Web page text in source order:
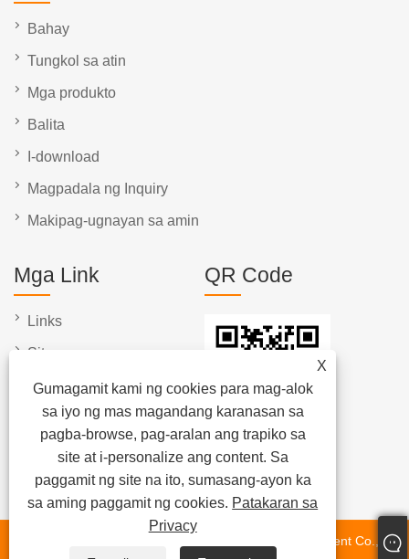
X
Gumagamit kami ng cookies para mag-alok
sa iyo ng mas magandang karanasan sa
pagba-browse, pag-aralan ang trapiko sa
site at i-personalize ang content. Sa
paggamit ng site na ito, sumasang-ayon ka
sa aming paggamit ng cookies. Patakaran sa
Privacy
Bahay
Tungkol sa atin
Mga produkto
Balita
I-download
Magpadala ng Inquiry
Makipag-ugnayan sa amin
Mga Link
Links
Sitemap
RSS
XML
Patakaran sa Privacy
QR Code
Copyright © 2023 Dongguan Chunlei Intelligent Equipment Co.,